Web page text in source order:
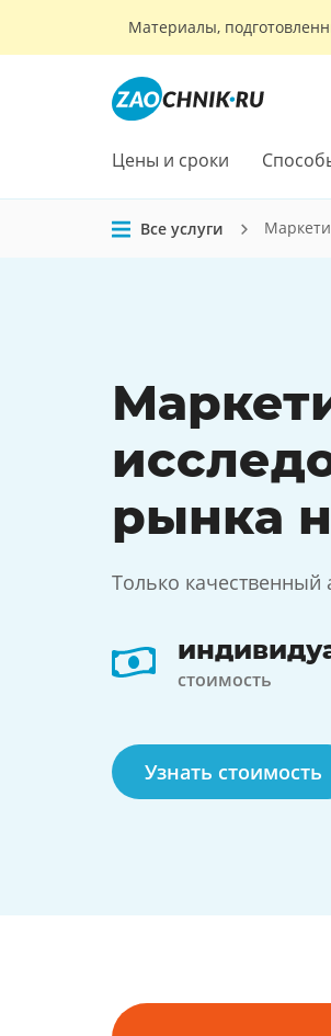
Материалы,
Цены и сроки
Все услуги
рынка
Только качественный
стоимость
Узнать стоимость